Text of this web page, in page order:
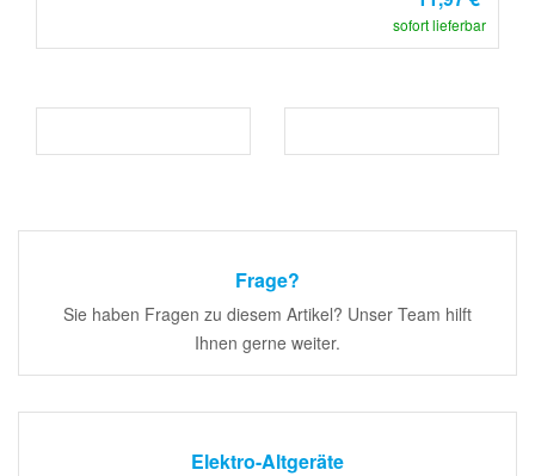
sofort lieferbar
Frage?
Sie haben Fragen zu diesem Artikel? Unser Team hilft
Ihnen gerne weiter.
Elektro-Altgeräte